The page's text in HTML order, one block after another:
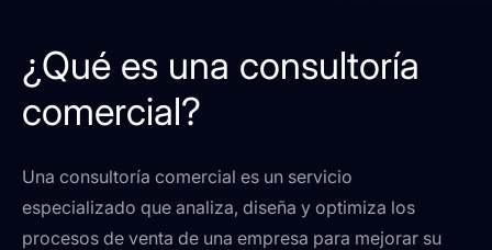
¿Qué es una consultoría
comercial?
Una consultoría comercial es un servicio
especializado que analiza, diseña y optimiza los
procesos de venta de una empresa para mejorar su